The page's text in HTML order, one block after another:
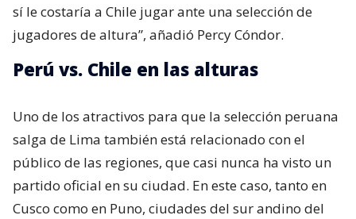
sí le costaría a Chile jugar ante una selección de
jugadores de altura”, añadió Percy Cóndor.
Perú vs. Chile en las alturas
Uno de los atractivos para que la selección peruana
salga de Lima también está relacionado con el
público de las regiones, que casi nunca ha visto un
partido oficial en su ciudad. En este caso, tanto en
Cusco como en Puno, ciudades del sur andino del